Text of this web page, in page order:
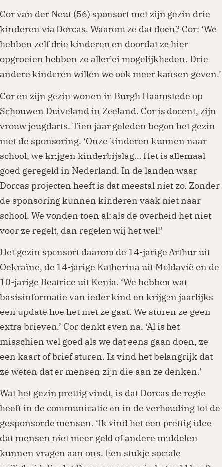
Cor van der Neut (56) sponsort met zijn gezin drie
kinderen via Dorcas. Waarom ze dat doen? Cor: ‘We
hebben zelf drie kinderen en doordat ze hier
opgroeien hebben ze allerlei mogelijkheden. Drie
andere kinderen willen we ook meer kansen geven.’
Cor en zijn gezin wonen in Burgh Haamstede op
Schouwen Duiveland in Zeeland. Cor is docent, zijn
vrouw jeugdarts. Tien jaar geleden begon het gezin
met de sponsoring. ‘Onze kinderen kunnen naar
school, we krijgen kinderbijslag… Het is allemaal
goed geregeld in Nederland. In de landen waar
Dorcas projecten heeft is dat meestal niet zo. Zonder
de sponsoring kunnen kinderen vaak niet naar
school. We vonden toen al: als de overheid het niet
voor ze regelt, dan regelen wij het wel!’
Het gezin sponsort daarom de 14-jarige Arthur uit
Oekraïne, de 14-jarige Katherina uit Moldavië en de
10-jarige Beatrice uit Kenia. ‘We hebben wat
basisinformatie van ieder kind en krijgen jaarlijks
een update hoe het met ze gaat. We sturen ze geen
extra brieven.’ Cor denkt even na. ‘Al is het
misschien wel goed als we dat eens gaan doen, ze
een kaart of brief sturen. Ik vind het belangrijk dat
ze weten dat er mensen zijn die aan ze denken.’
Wat het gezin prettig vindt, is dat Dorcas de regie
heeft in de communicatie en in de verhouding tot de
gesponsorde mensen. ‘Ik vind het een prettig idee
dat mensen niet meer geld of andere middelen
kunnen vragen aan ons. Een stukje sociale